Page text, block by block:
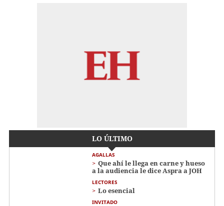
LO ÚLTIMO
AGALLAS
Que ahí le llega en carne y hueso
a la audiencia le dice Aspra a JOH
LECTORES
Lo esencial
INVITADO